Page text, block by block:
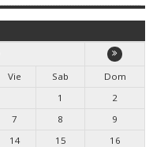
Vie Sab
Dom
1
2
7 8
9
14 15
16